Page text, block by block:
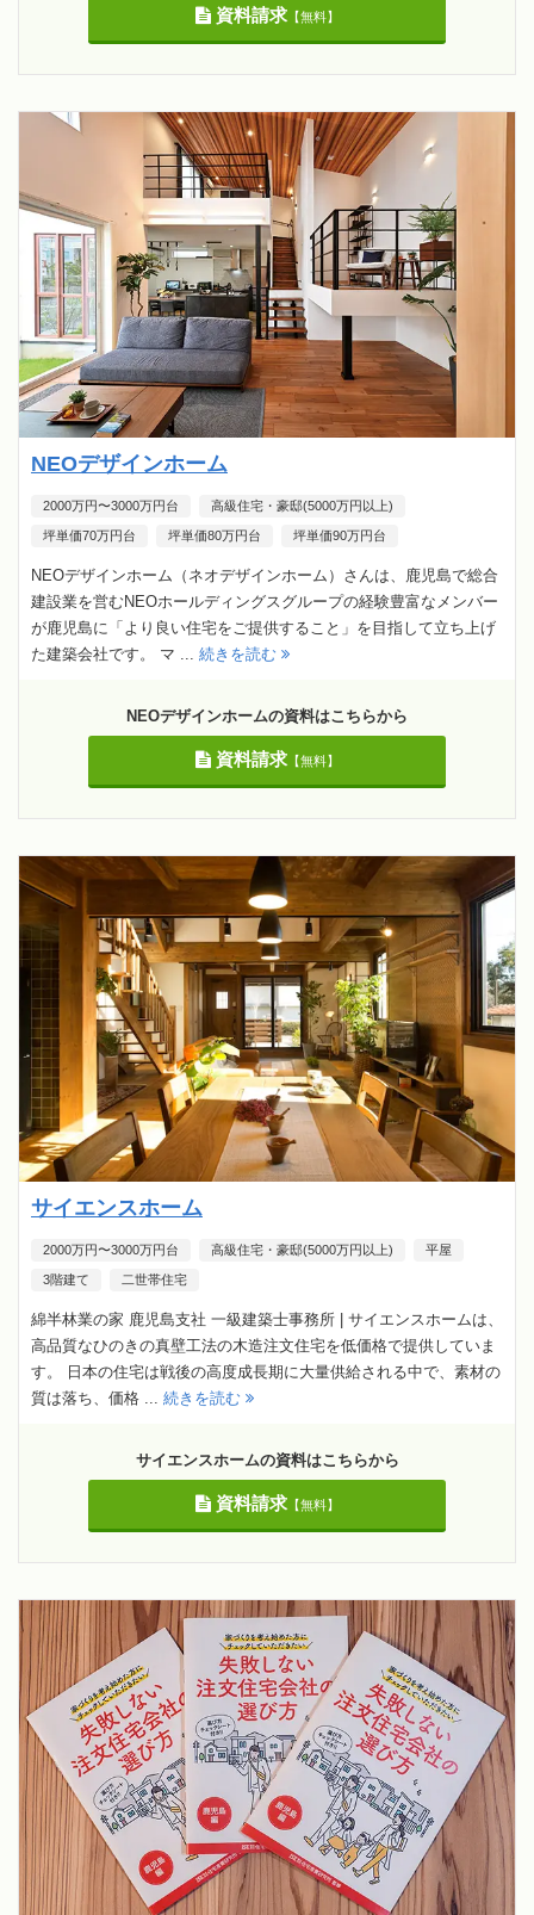
資料請求【無料】
NEOデザインホーム
2000万円〜3000万円台 高級住宅・豪邸(5000万円以上)
坪単価70万円台 坪単価80万円台 坪単価90万円台
NEOデザインホーム（ネオデザインホーム）さんは、鹿児島で総合
建設業を営むNEOホールディングスグループの経験豊富なメンバー
が鹿児島に「より良い住宅をご提供すること」を目指して立ち上げ
た建築会社です。 マ ... 続きを読む
NEOデザインホームの資料はこちらから
資料請求【無料】
サイエンスホーム
2000万円〜3000万円台 高級住宅・豪邸(5000万円以上) 平屋
3階建て 二世帯住宅
綿半林業の家 鹿児島支社 一級建築士事務所 | サイエンスホームは、
高品質なひのきの真壁工法の木造注文住宅を低価格で提供していま
す。 日本の住宅は戦後の高度成長期に大量供給される中で、素材の
質は落ち、価格 ... 続きを読む
サイエンスホームの資料はこちらから
資料請求【無料】